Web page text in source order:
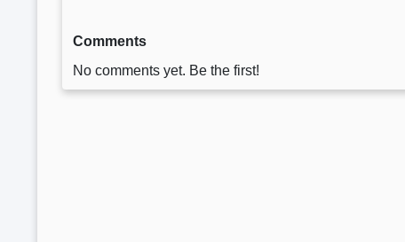
Comments
No comments yet. Be the first!